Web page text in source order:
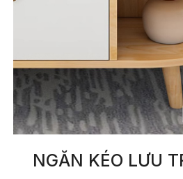
NGĂN KÉO LƯU